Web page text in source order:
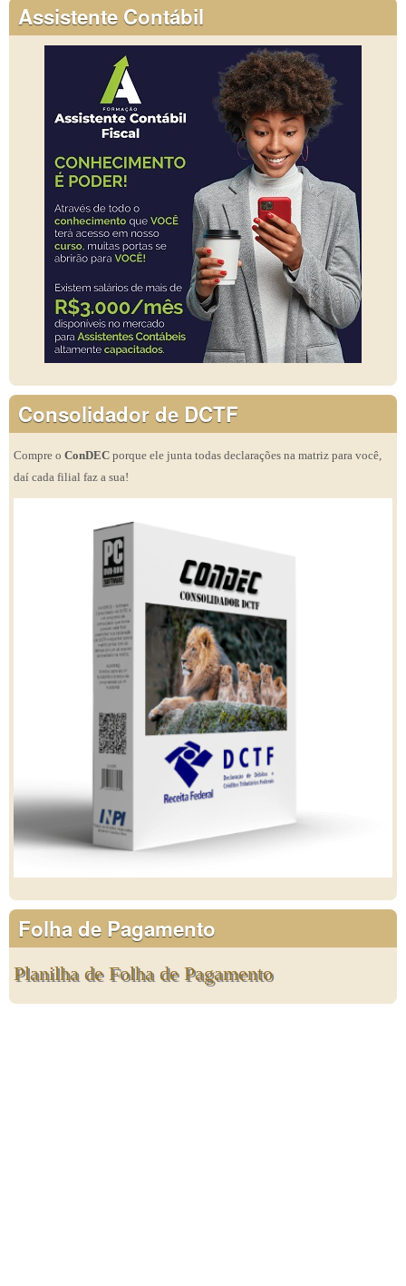
Assistente Contábil
Consolidador de DCTF
Compre o ConDEC porque ele junta todas declarações na matriz para você,
daí cada filial faz a sua!
Folha de Pagamento
Planilha de Folha de Pagamento